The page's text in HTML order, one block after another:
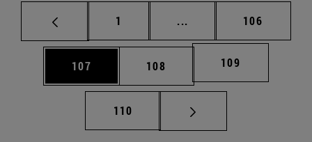
Página
1 ... Páginas intermedias
Página
106
Página
107 Página
108 Página
109
Página
110